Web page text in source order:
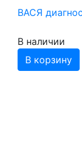
ВАСЯ
В наличии
В корзину